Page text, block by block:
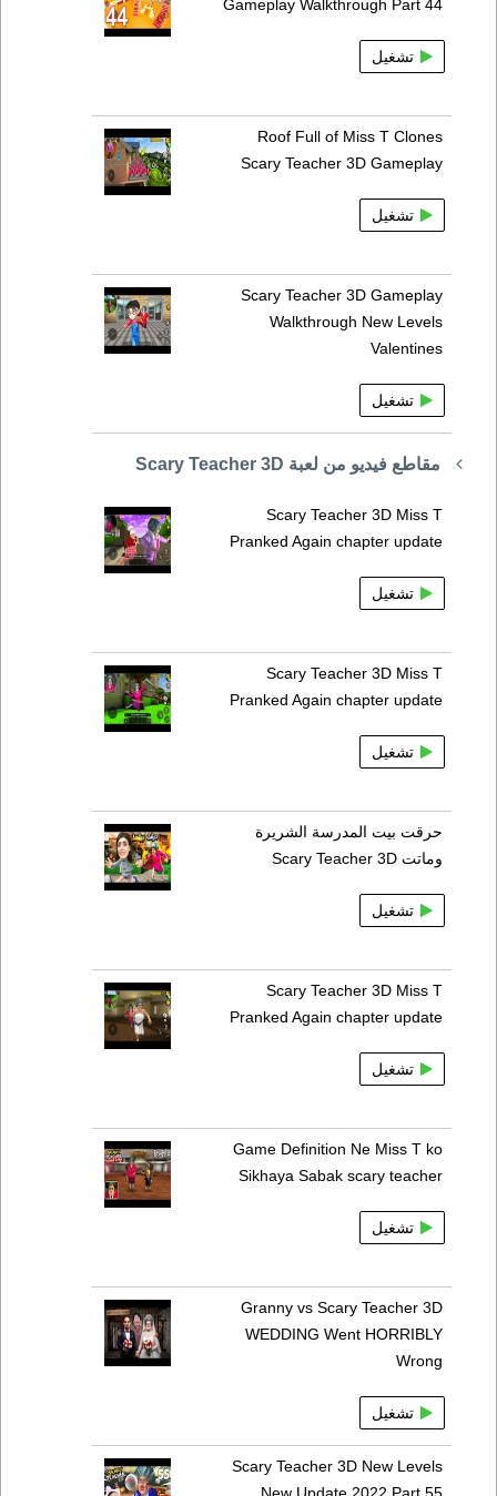
Gameplay Walkthrough Part 44
تشغيل
Roof Full of Miss T Clones
Scary Teacher 3D Gameplay
تشغيل
Scary Teacher 3D Gameplay
Walkthrough New Levels
Valentines
تشغيل
مقاطع فيديو من لعبة Scary Teacher 3D
Scary Teacher 3D Miss T
Pranked Again chapter update
تشغيل
Scary Teacher 3D Miss T
Pranked Again chapter update
تشغيل
حرقت بيت المدرسة الشريرة
وماتت Scary Teacher 3D
تشغيل
Scary Teacher 3D Miss T
Pranked Again chapter update
تشغيل
Game Definition Ne Miss T ko
Sikhaya Sabak scary teacher
تشغيل
Granny vs Scary Teacher 3D
WEDDING Went HORRIBLY
Wrong
تشغيل
Scary Teacher 3D New Levels